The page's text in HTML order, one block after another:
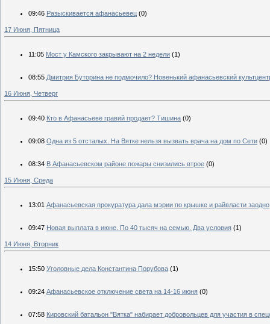
09:46 Разыскивается афанасьевец (0)
17 Июня, Пятница
11:05 Мост у Камского закрывают на 2 недели (1)
08:55 Дмитрия Буторина не подмочило? Новенький афанасьевский
16 Июня, Четверг
09:40 Кто в Афанасьеве гравий продает? Тишина (0)
09:08 Одна из 5 отсталых. На Вятке нельзя вызвать врача на дом по Сети (0)
08:34 В Афанасьевском районе пожары снизились втрое (0)
15 Июня, Среда
13:01 Афанасьевская прокуратура дала мэрии по крышке и райвласти заодно
09:47 Новая выплата в июне. По 40 тысяч на семью. Два условия (1)
14 Июня, Вторник
15:50 Уголовные дела Константина Порубова (1)
09:24 Афанасьевское отключение света на 14-16 июня (0)
07:58 Кировский батальон "Вятка" набирает добровольцев для участия в